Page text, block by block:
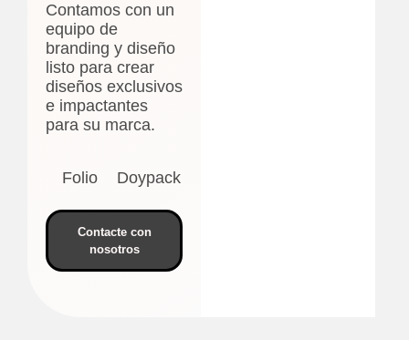
Contamos con un
equipo de
branding y diseño
listo para crear
diseños exclusivos
e impactantes
para su marca.
Folio Doypack
Contacte con
nosotros